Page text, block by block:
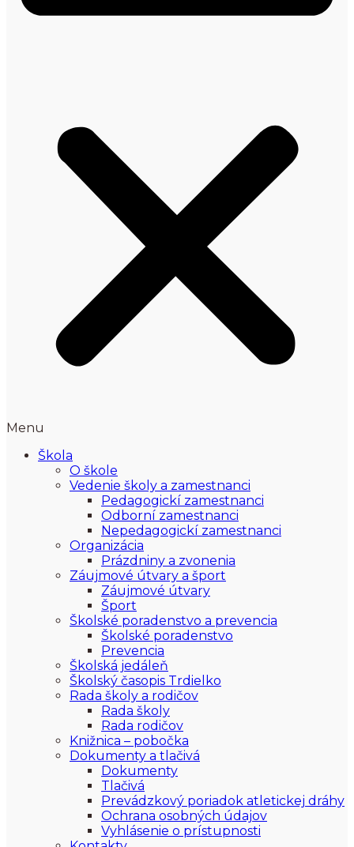
Menu
Škola
O škole
Vedenie školy a zamestnanci
Pedagogickí zamestnanci
Odborní zamestnanci
Nepedagogickí zamestnanci
Organizácia
Prázdniny a zvonenia
Záujmové útvary a šport
Záujmové útvary
Šport
Školské poradenstvo a prevencia
Školské poradenstvo
Prevencia
Školská jedáleň
Školský časopis Trdielko
Rada školy a rodičov
Rada školy
Rada rodičov
Knižnica – pobočka
Dokumenty a tlačivá
Dokumenty
Tlačivá
Prevádzkový poriadok atletickej dráhy
Ochrana osobných údajov
Vyhlásenie o prístupnosti